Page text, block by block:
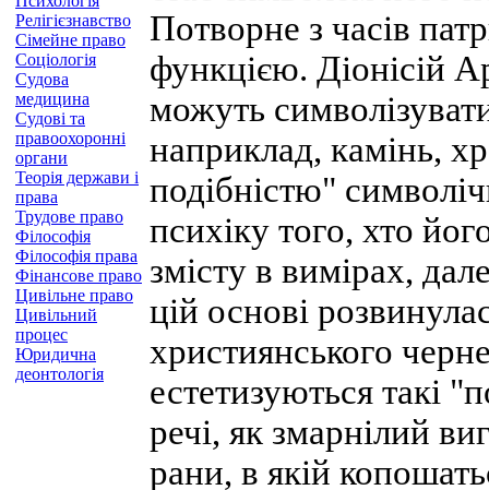
Релігієзнавство
Сімейне право
Соціологія
Судова
медицина
Судові та
правоохоронні
органи
Теорія держави і
права
Трудове право
Філософія
Філософія права
Фінансове право
Цивільне право
Цивільний
процес
Юридична
деонтологія
Потворне з часів
функцією. Діонісій
можуть
наприклад, камінь,
подібністю"
психіку того, хто
змісту в вимірах,
цій основі
християнського
естетизуються такі
речі, як змарнілий
рани, в якій